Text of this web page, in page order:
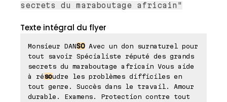
secrets du maraboutage africain"
Texte intégral du flyer
Monsieur DANSOAvec un don surnaturel pour
tout savoir Spécialiste réputé des grands
secrets du maraboutage africain Vous aide
à résoudre les problèmes difficiles en
tout genre. Succès dans le travail. Amour
durable. Examens. Protection contre tout